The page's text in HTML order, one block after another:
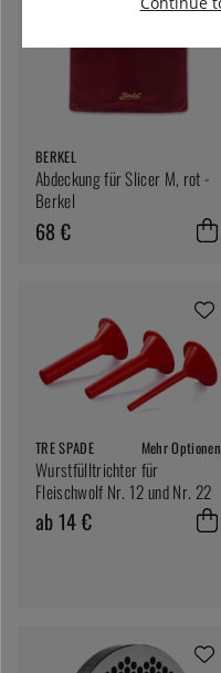
BERKEL
Abdeckung für Slicer M, rot -
Berkel
68 €
TRE SPADE Mehr Optionen
Wurstfülltrichter für
Fleischwolf Nr. 12 und Nr. 22
ab 14 €